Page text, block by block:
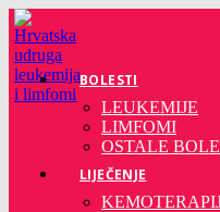
Preskoči
na
sadržaj
BOLESTI
LEUKEMIJE
LIMFOMI
OSTALE
LIJEČENJE